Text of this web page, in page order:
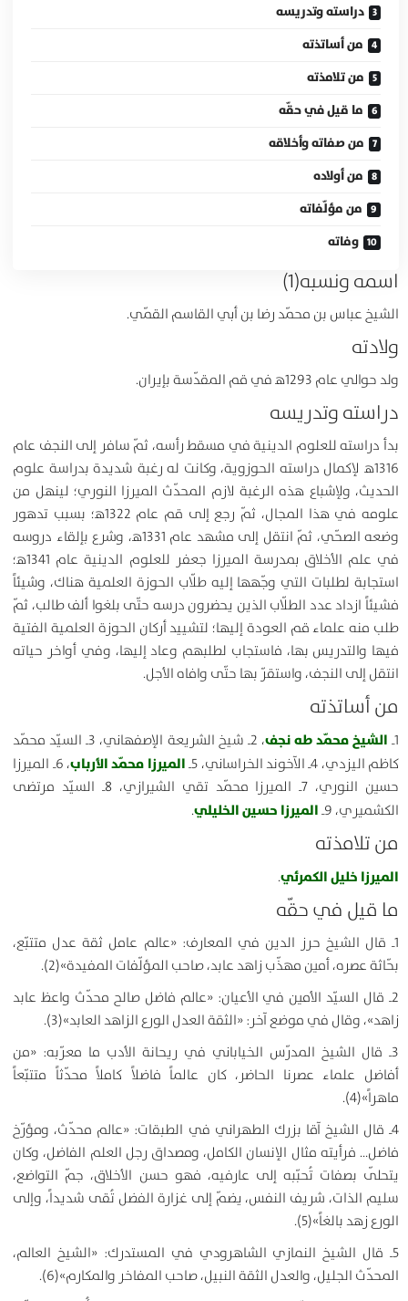
دراسته وتدريسه
من أساتذته
من تلامذته
ما قيل في حقّه
من صفاته وأخلاقه
من أولاده
من مؤلّفاته
وفاته
اسمه ونسبه(1)
الشيخ عباس بن محمّد رضا بن أبي القاسم القمّي.
ولادته
ولد حوالي عام 1293ﻫ في قم المقدّسة بإيران.
دراسته وتدريسه
بدأ دراسته للعلوم الدينية في مسقط رأسه، ثمّ سافر إلى النجف عام
1316ﻫ لإكمال دراسته الحوزوية، وكانت له رغبة شديدة بدراسة علوم
الحديث، ولإشباع هذه الرغبة لازم المحدّث الميرزا النوري؛ لينهل من
علومه في هذا المجال، ثمّ رجع إلى قم عام 1322ﻫ؛ بسبب تدهور
وضعه الصحّي، ثمّ انتقل إلى مشهد عام 1331ﻫ، وشرع بإلقاء دروسه
في علم الأخلاق بمدرسة الميرزا جعفر للعلوم الدينية عام 1341ﻫ؛
استجابة لطلبات التي وجّهها إليه طلّاب الحوزة العلمية هناك، وشيئاً
فشيئاً ازداد عدد الطلّاب الذين يحضرون درسه حتّى بلغوا ألف طالب، ثمّ
طلب منه علماء قم العودة إليها؛ لتشييد أركان الحوزة العلمية الفتية
فيها والتدريس بها، فاستجاب لطلبهم وعاد إليها، وفي أواخر حياته
انتقل إلى النجف، واستقرّ بها حتّى وافاه الأجل.
من أساتذته
1ـ الشيخ محمّد طه نجف
، 2ـ شيخ الشريعة الإصفهاني، 3ـ السيّد محمّد
كاظم اليزدي، 4ـ الآخوند الخراساني، 5ـ
الميرزا محمّد الأرباب
، 6ـ الميرزا
حسين النوري، 7ـ الميرزا محمّد تقي الشيرازي، 8ـ السيّد مرتضى
الكشميري، 9ـ
الميرزا حسين الخليلي.
من تلامذته
الميرزا خليل الكمرئي.
ما قيل في حقّه
1ـ قال الشيخ حرز الدين في المعارف: «عالم عامل ثقة عدل متتبّع،
بحّاثة عصره، أمين مهذّب زاهد عابد، صاحب المؤلّفات المفيدة»(2).
2ـ قال السيّد الأمين في الأعيان: «عالم فاضل صالح محدّث واعظ عابد
زاهد»، وقال في موضع آخر: «الثقة العدل الورع الزاهد العابد»(3).
3ـ قال الشيخ المدرّس الخياباني في ريحانة الأدب ما معرّبه: «من
أفاضل علماء عصرنا الحاضر، كان عالماً فاضلاً كاملاً محدّثاً متتبّعاً
ماهراً»(4).
4ـ قال الشيخ آقا بزرك الطهراني في الطبقات: «عالم محدّث، ومؤرّخ
فاضل… فرأيته مثال الإنسان الكامل، ومصداق رجل العلم الفاضل، وكان
يتحلّى بصفات تُحبّبه إلى عارفيه، فهو حسن الأخلاق، جمّ التواضع،
سليم الذات، شريف النفس، يضمّ إلى غزارة الفضل تُقى شديداً، وإلى
الورع زهد بالغاً»(5).
5ـ قال الشيخ النمازي الشاهرودي في المستدرك: «الشيخ العالم،
المحدّث الجليل، والعدل الثقة النبيل، صاحب المفاخر والمكارم»(6).